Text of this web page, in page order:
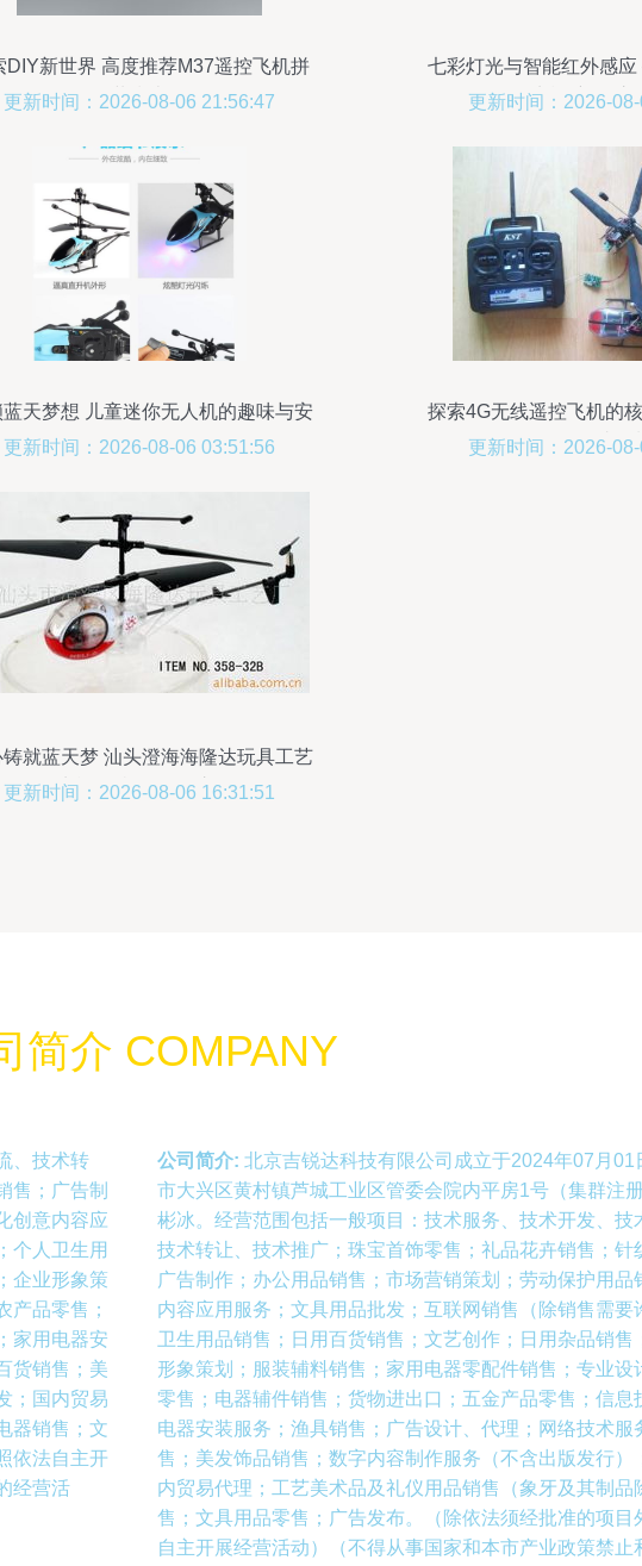
DIY新世界 高度推荐M37遥控飞机拼
装指南
更新时间：2026-08-06 21:56:47
七彩灯光与智能红外感
厂遥控新品惊
更新时间：2026-
天梦想 儿童迷你无人机的趣味与安
全性全解析
更新时间：2026-08-06 03:51:56
探索4G无线遥控飞机的
到云端控
更新时间：2026-
铸就蓝天梦 汕头澄海海隆达玩具工艺
厂遥控飞机的发展之路
更新时间：2026-08-06 16:31:51
简介 COMPANY
、技术转
售；广告制
创意内容应
个人卫生用
企业形象策
产品零售；
家用电器安
货销售；美
；国内贸易
器销售；文
依法自主开
经营活
公司简介: 北京吉锐达科技有限公司成立于2024年07月01
市大兴区黄村镇芦城工业区管委会院内平房1号（集群注
彬冰。经营范围包括一般项目：技术服务、技术开发、技
技术转让、技术推广；珠宝首饰零售；礼品花卉销售；针
广告制作；办公用品销售；市场营销策划；劳动保护用品
内容应用服务；文具用品批发；互联网销售（除销售需要
卫生用品销售；日用百货销售；文艺创作；日用杂品销售
形象策划；服装辅料销售；家用电器零配件销售；专业设
零售；电器辅件销售；货物进出口；五金产品零售；信息
电器安装服务；渔具销售；广告设计、代理；网络技术服
售；美发饰品销售；数字内容制作服务（不含出版发行）
内贸易代理；工艺美术品及礼仪用品销售（象牙及其制品
售；文具用品零售；广告发布。（除依法须经批准的项目
自主开展经营活动）（不得从事国家和本市产业政策禁止